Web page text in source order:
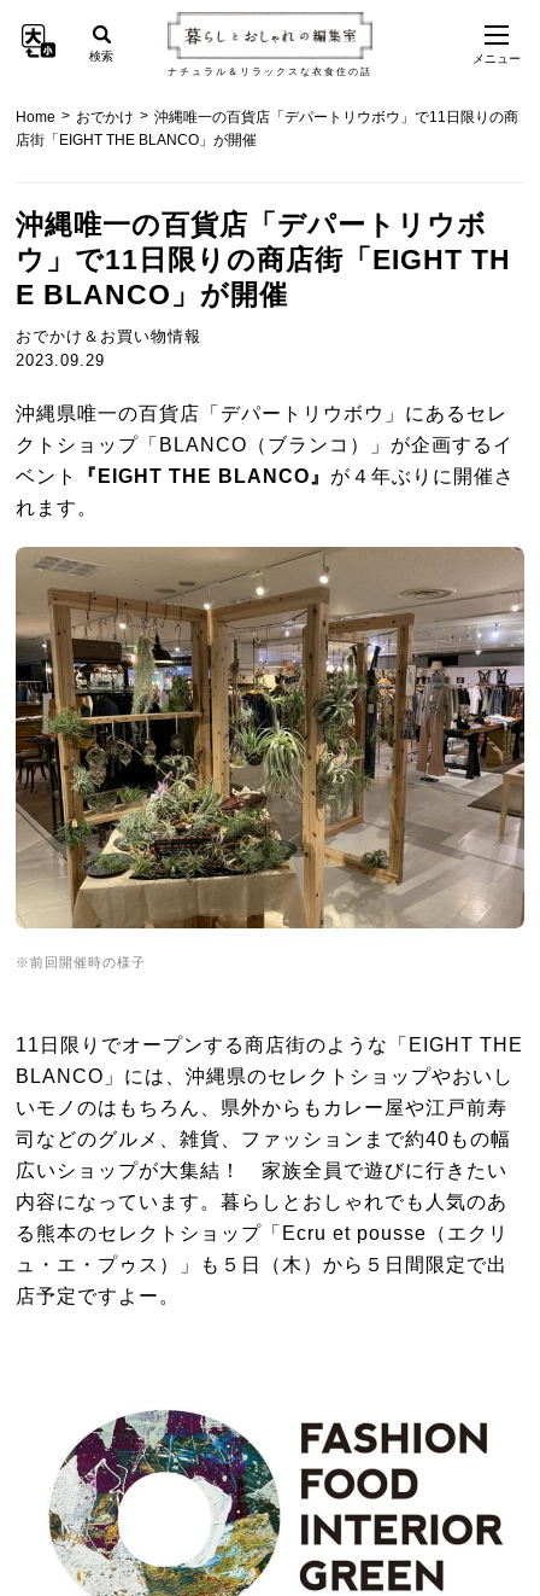
ナチュラル＆リラックスな衣食住の話
検索 メニュー
Home > おでかけ > 沖縄唯一の百貨店「デパートリウボウ」で11日限りの商
店街「EIGHT THE BLANCO」が開催
沖縄唯一の百貨店「デパートリウボ
ウ」で11日限りの商店街「EIGHT TH
E BLANCO」が開催
おでかけ＆お買い物情報
2023.09.29
沖縄県唯一の百貨店「デパートリウボウ」にあるセレ
クトショップ「BLANCO（ブランコ）」が企画するイ
ベント
『EIGHT THE BLANCO』 が４年ぶりに開催さ
れます。
※前回開催時の様子
11日限りでオープンする商店街のような「EIGHT THE
BLANCO」には、沖縄県のセレクトショップやおいし
いモノのはもちろん、県外からもカレー屋や江戸前寿
司などのグルメ、雑貨、ファッションまで約40もの幅
広いショップが大集結！ 家族全員で遊びに行きたい
内容になっています。暮らしとおしゃれでも人気のあ
る熊本のセレクトショップ「Ecru et pousse（エクリ
ュ・エ・プゥス）」も５日（木）から５日間限定で出
店予定ですよー。